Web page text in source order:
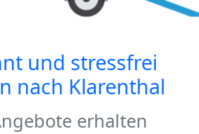
und stressfrei
nach Klarenthal
erhalten